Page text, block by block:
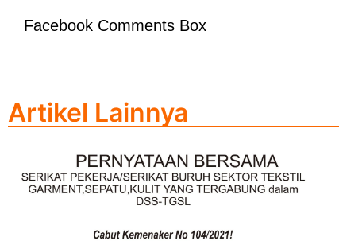
Facebook Comments Box
Artikel Lainnya